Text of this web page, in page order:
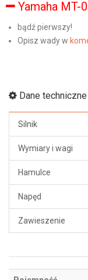
Yamaha MT-
bądź pierwszy!
Opisz wady w
Dane
Silnik
Wymiary i wagi
Hamulce
Napęd
Zawieszenie